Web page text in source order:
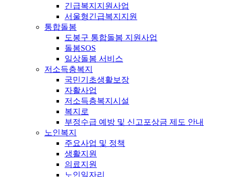
긴급복지지원사업
서울형긴급복지지원
통합돌봄
도봉구 통합돌봄 지원사업
돌봄SOS
일상돌봄 서비스
저소득층복지
국민기초생활보장
자활사업
저소득층복지시설
복지로
부정수급 예방 및 신고포상금 제도 안내
노인복지
주요사업 및 정책
생활지원
의료지원
노인일자리